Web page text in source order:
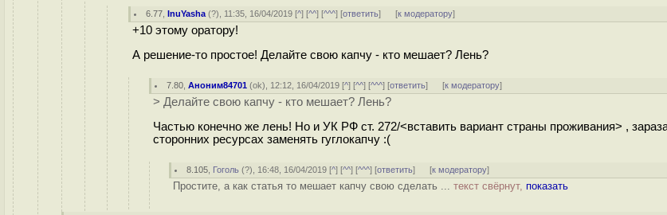
6.77 ,InuYasha (?), 11:35, 16/04/2019 [^] [^^] [^^^] [ответить] [к модератору]
+10 этому оратору!
А решение-то простое! Делайте свою капчу - кто мешает? Лень?
7.80 ,Аноним84701 (ok), 12:12, 16/04/2019 [^] [^^] [^^^] [ответить] [к модератору]
> Делайте свою капчу - кто мешает? Лень?
Частью конечно же лень! Но и УК РФ ст. 272/<вставить вариант страны проживания> ,
сторонних ресурсах заменять гуглокапчу :(
8.105 Гоголь (?), 16:48, 16/04/2019 [^] [^^] [^^^] [ответить] [к модератору]
Простите, а как статья то мешает капчу свою сделать ... текст свёрнут, показать